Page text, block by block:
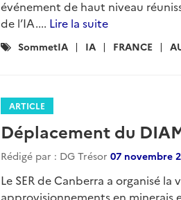
événement de haut niveau
de l’IA.... Lire la suite
Catégories
SommetIA IA FRANCE
ARTICLE
Déplacement du
Rédigé par : DG Trésor 07 novembre
Le SER de Canberra a organisé
approvisionnements en minerais